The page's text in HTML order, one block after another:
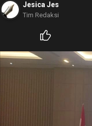
Jesica Jes
Tim Redaksi